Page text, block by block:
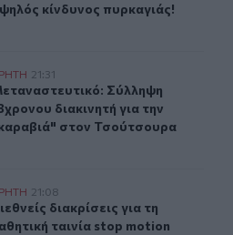
κίνδυνος πυρκαγιάς!
18χρονου διακινητή για
21:31
Σύλληψη
Σύλληψη
διακινητή για την
στον Τσούτσουρα
για τη μαθητική ταινία stop
21:08
διακρίσεις για τη
διακρίσεις για τη
ταινία stop motion